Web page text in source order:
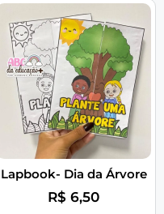
Lapbook- Dia da Árvore
R$ 6,50